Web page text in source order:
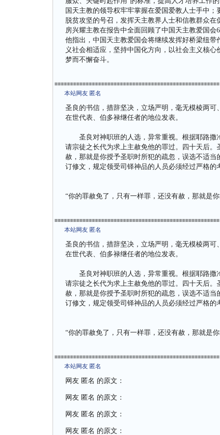
国天主教的领导权牢牢掌握在爱国爱教人士手中
脱贫攻坚的号召，发挥天主教界人士和信教群众
房兴耀主教在报告中全面回顾了中国天主教爱国
他指出，中国天主教爱国会将继续发挥好桥梁纽
义社会相适应，坚持中国化方向，以社会主义核
梦而不懈奋斗。
本站网友 匿名
圣良的书信，措辞坚决，立场严明，毫无模棱两
在世代表、伯多禄继任者的地位发表。
圣良对神职班的人选，异常重视。根据耶路撒
请宗徒之长代为求上主赦免他的罪过。四十天后
赦，那就是你授予圣职时所犯的疏忽，误选不适
订修文，规定领受司铎神品的人员必须经过严格
“你的罪赦免了，只有一样罪，还没有赦，那就是
本站网友 匿名
圣良的书信，措辞坚决，立场严明，毫无模棱两
在世代表、伯多禄继任者的地位发表。
圣良对神职班的人选，异常重视。根据耶路撒
请宗徒之长代为求上主赦免他的罪过。四十天后
赦，那就是你授予圣职时所犯的疏忽，误选不适
订修文，规定领受司铎神品的人员必须经过严格
“你的罪赦免了，只有一样罪，还没有赦，那就是
本站网友 匿名
网友 匿名 的原文：
网友 匿名 的原文：
网友 匿名 的原文：
网友 匿名 的原文：